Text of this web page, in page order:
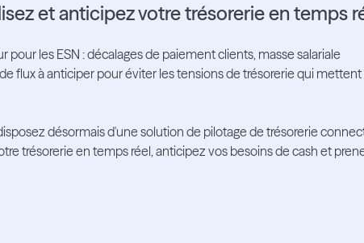
et anticipez votre trésorerie en temps
pour les ESN : décalages de paiement clients, masse salariale
flux à anticiper pour éviter les tensions de trésorerie qui mettent
désormais d'une solution de pilotage de trésorerie
trésorerie en temps réel, anticipez vos besoins de cash et